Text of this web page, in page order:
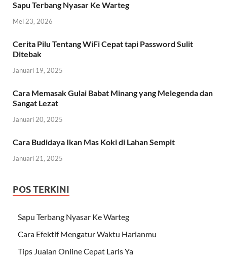
Sapu Terbang Nyasar Ke Warteg
Mei 23, 2026
Cerita Pilu Tentang WiFi Cepat tapi Password Sulit
Ditebak
Januari 19, 2025
Cara Memasak Gulai Babat Minang yang Melegenda dan
Sangat Lezat
Januari 20, 2025
Cara Budidaya Ikan Mas Koki di Lahan Sempit
Januari 21, 2025
POS TERKINI
Sapu Terbang Nyasar Ke Warteg
Cara Efektif Mengatur Waktu Harianmu
Tips Jualan Online Cepat Laris Ya